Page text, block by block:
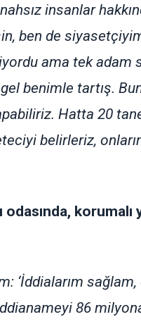
insanlar
ben de
ama tek adam
benimle tartış.
Hatta 20
belirleriz,
odasında,
‘İddialarım
86